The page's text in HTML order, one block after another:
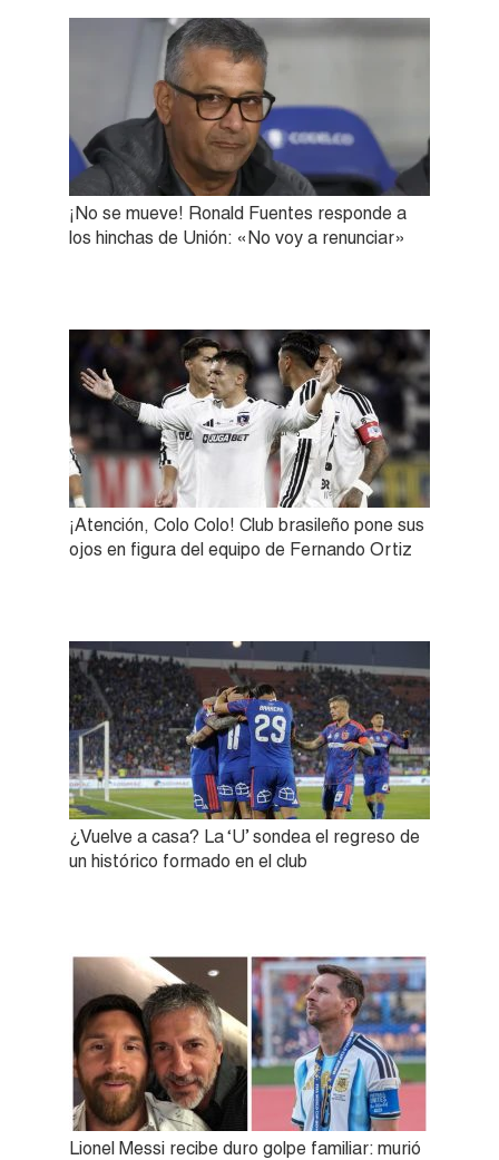
¡No se mueve! Ronald Fuentes responde a
los hinchas de Unión: «No voy a renunciar»
¡Atención, Colo Colo! Club brasileño pone sus
ojos en figura del equipo de Fernando Ortiz
¿Vuelve a casa? La ‘U’ sondea el regreso de
un histórico formado en el club
Lionel Messi recibe duro golpe familiar: murió